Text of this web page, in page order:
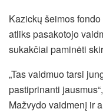
Kazickų šeimos
atliks pasakotojo
sukakčiai paminėti
„Tas vaidmuo tarsi
pastiprinanti
Mažvydo vaidmenį ir